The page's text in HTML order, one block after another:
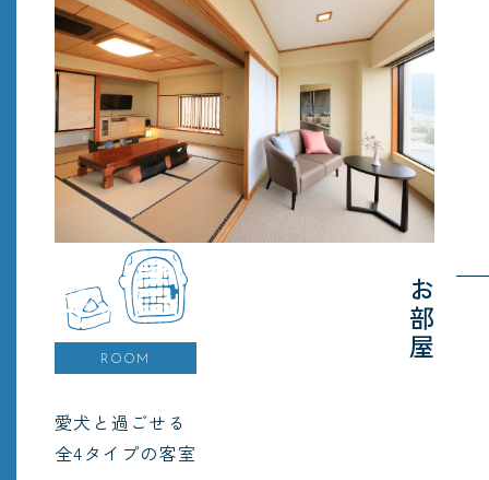
ROOM お部屋
愛犬と過ごせる
全4タイプの客室